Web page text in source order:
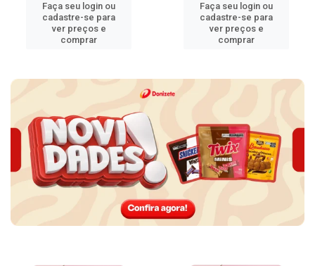
Faça seu login ou
cadastre-se para
ver preços e
comprar
Faça seu login ou
cadastre-se para
ver preços e
comprar